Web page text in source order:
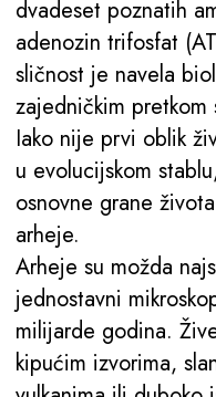
dvadeset poznatih
adenozin trifosfat
sličnost je navela
zajedničkim pretkom
Iako nije prvi oblik
u evolucijskom
osnovne grane
arheje.
Arheje su možda
jednostavni
milijarde godina.
kipućim izvorima,